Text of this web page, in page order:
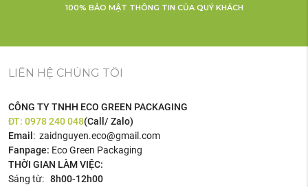
100% BẢO MẬT THÔNG TIN CỦA QUÝ KHÁCH
LIÊN HỆ CHÚNG TÔI
CÔNG TY TNHH ECO GREEN PACKAGING
ĐT:0978 240 048(Call/ Zalo)
Email : zaidnguyen.eco@gmail.com
Fanpage: Eco Green Packaging
THỜI GIAN LÀM VIỆC:
Sáng từ:8h00-12h00